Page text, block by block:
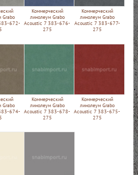
Grabo
672-
Коммерческий
линолеум Grabo
Acoustic 7 383-676-
275
Коммерческий
линолеум Grabo
Acoustic 7 383-677-
275
Grabo
674-
Коммерческий
линолеум Grabo
Acoustic 7 383-678-
275
Коммерческий
линолеум Grabo
Acoustic 7 383-675-
275